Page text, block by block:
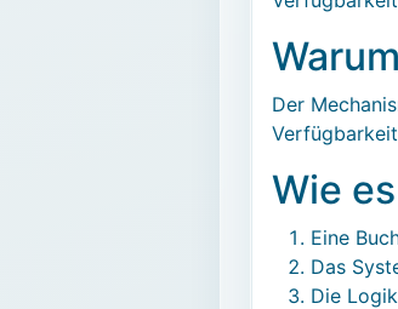
Der
Wie
Eine
Das
Die